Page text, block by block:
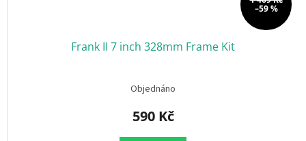
–59 %
Frank II 7 inch 328mm Frame Kit
Objednáno
590 Kč